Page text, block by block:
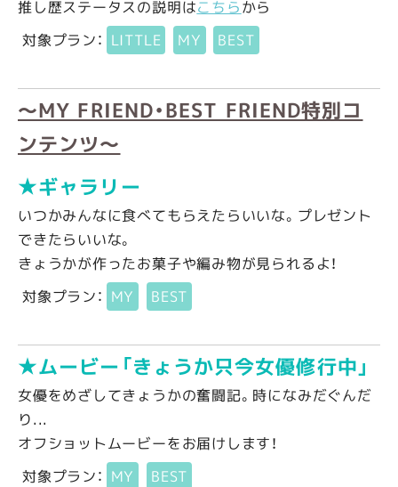
推し歴ステータスの説明はこちらから
対象プラン： LITTLE MY BEST
～MY FRIEND・BEST FRIEND特別コ
ンテンツ～
★ギャラリー
いつかみんなに食べてもらえたらいいな。プレゼント
できたらいいな。
きょうかが作ったお菓子や編み物が見られるよ！
対象プラン： MY BEST
★ムービー「きょうか只今女優修行中」
女優をめざしてきょうかの奮闘記。時になみだぐんだ
り...
オフショットムービーをお届けします！
対象プラン： MY BEST